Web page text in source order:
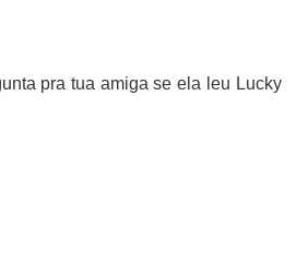
pra tua amiga se ela leu Lucky